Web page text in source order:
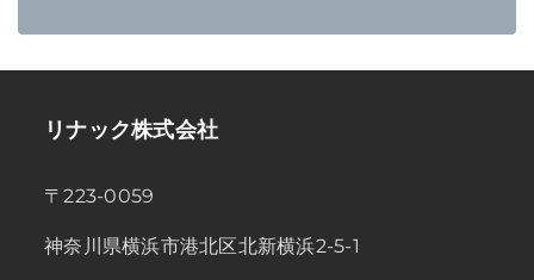
リナック株式会社
〒223-0059
神奈川県横浜市港北区北新横浜2-5-1